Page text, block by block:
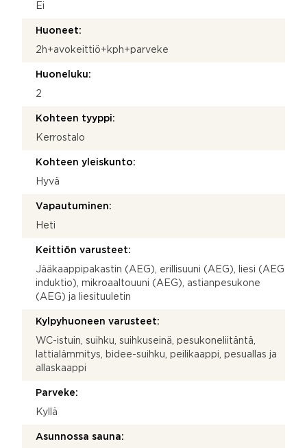
Ei
Huoneet:
2h+avokeittiö+kph+parveke
Huoneluku:
2
Kohteen tyyppi:
Kerrostalo
Kohteen yleiskunto:
Hyvä
Vapautuminen:
Heti
Keittiön varusteet:
Jääkaappipakastin (AEG), erillisuuni (AEG), liesi (AEG
induktio), mikroaaltouuni (AEG), astianpesukone
(AEG) ja liesituuletin
Kylpyhuoneen varusteet:
WC-istuin, suihku, suihkuseinä, pesukoneliitäntä,
lattialämmitys, bidee-suihku, peilikaappi, pesuallas ja
allaskaappi
Parveke:
Kyllä
Asunnossa sauna: